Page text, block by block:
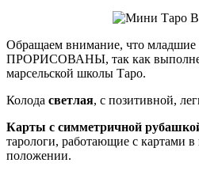
Обращаем внимание, что
ПРОРИСОВАНЫ, так как
марсельской школы Таро.
Колода светлая, с позитивной,
Карты с симметричной
тарологи, работающие с картами
положении.